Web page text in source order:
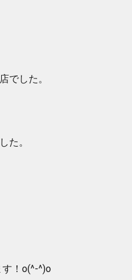
でした。
た。
！o(^-^)o